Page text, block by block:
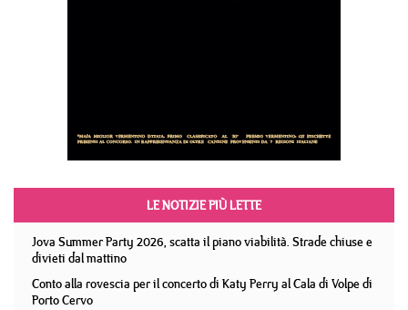
LE NOTIZIE PIÙ LETTE
Jova Summer Party 2026, scatta il piano viabilità. Strade chiuse e
divieti dal mattino
Conto alla rovescia per il concerto di Katy Perry al Cala di Volpe di
Porto Cervo